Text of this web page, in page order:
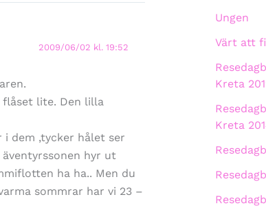
2009/06/02 kl. 19:52
lite. Den lilla
i dem ,tycker hålet ser
hyr ut
ha ha.. Men du
sommrar har vi 23 –
Ungen
Värt att
Kreta
Kreta